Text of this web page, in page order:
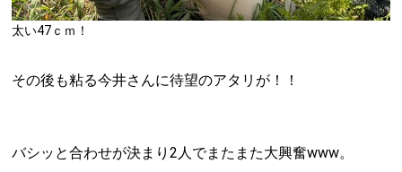
太い47ｃｍ！
その後も粘る今井さんに待望のアタリが！！
バシッと合わせが決まり2人でまたまた大興奮www。